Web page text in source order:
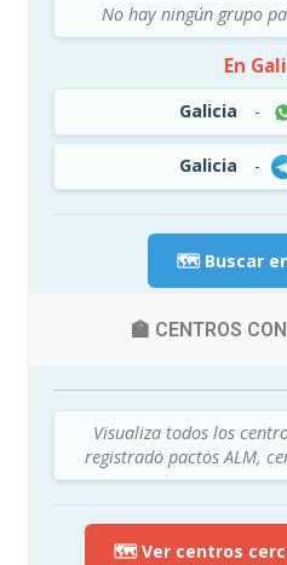
No hay ningún grupo
En
Galicia -
Galicia -
🗺️ Buscar
🏫 CENTROS
Visualiza todos los
registrado pactos ALM,
🗺️ Ver centros